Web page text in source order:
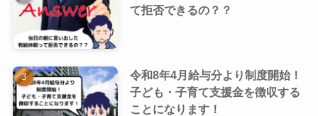
て拒否できるの？？
令和8年4月給与分より制度開始！
子ども・子育て支援金を徴収する
ことになります！